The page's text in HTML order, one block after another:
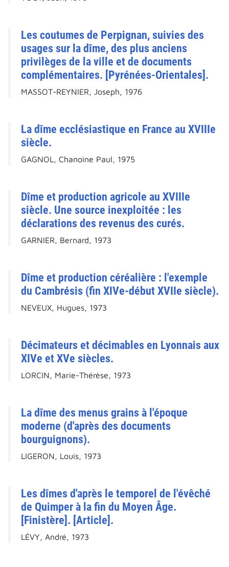
Les coutumes de Perpignan, suivies des
usages sur la dîme, des plus anciens
privilèges de la ville et de documents
complémentaires. [Pyrénées-Orientales].
MASSOT-REYNIER, Joseph, 1976
La dîme ecclésiastique en France au XVIIIe
siècle.
GAGNOL, Chanoine Paul, 1975
Dîme et production agricole au XVIIIe
siècle. Une source inexploitée : les
déclarations des revenus des curés.
GARNIER, Bernard, 1973
Dîme et production céréalière : l'exemple
du Cambrésis (fin XIVe-début XVIIe siècle).
NEVEUX, Hugues, 1973
Décimateurs et décimables en Lyonnais aux
XIVe et XVe siècles.
LORCIN, Marie-Thérèse, 1973
La dîme des menus grains à l'époque
moderne (d'après des documents
bourguignons).
LIGERON, Louis, 1973
Les dîmes d'après le temporel de l'évêché
de Quimper à la fin du Moyen Âge.
[Finistère]. [Article].
LÉVY, André, 1973